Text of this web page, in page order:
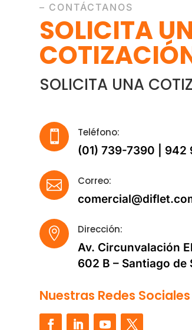
– CONTÁCTANOS
SOLICITA
SOLICITA UNA
 Teléfono:
(01) 739-7390 | 942
 Correo:
 Dirección:
Av. Circunvalación
602 B – Santiago de
Nuestras Redes Sociales